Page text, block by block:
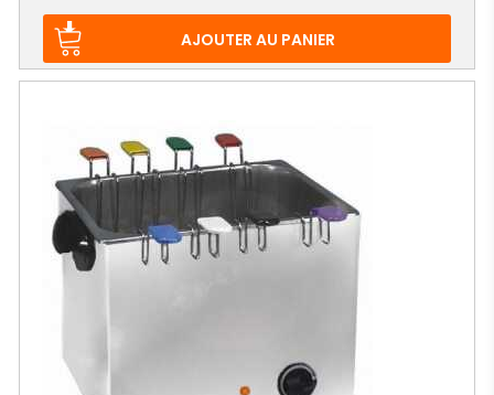
AJOUTER AU PANIER